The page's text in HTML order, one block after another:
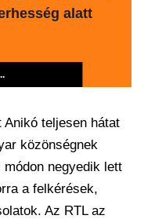
alatt
teljesen hátat
közönségnek
negyedik lett
a felkérések,
Az RTL az